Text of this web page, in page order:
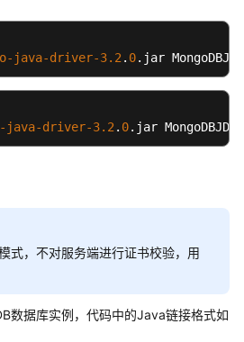
java-driver-3.2 . 0.jar
java-driver-3.2 . 0.jar MongoDBJDBC
式，不对服务端进行证书校验，用
数据库实例，代码中的Java链接格式如